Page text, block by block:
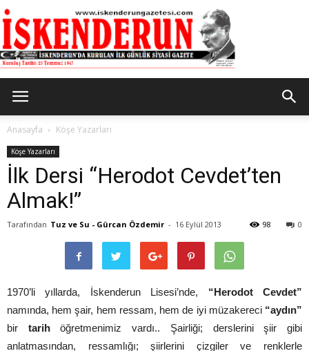
Gazetesi
Anasayfa Köşe Yazarları
Köşe Yazarları
İlk Dersi “Herodot Cevdet’ten
Almak!”
Tarafından Tuz ve Su - Gürcan Özdemir - 16 Eylül 2013 0
98
1970’li yıllarda, İskenderun Lisesi’nde, “Herodot Cevdet”
namında, hem şair, hem ressam, hem de iyi müzakereci “aydın”
bir tarihöğretmenimiz vardı.. Şairliği; derslerini şiir gibi
anlatmasından, ressamlığı; şiirlerini çizgiler ve renklerle